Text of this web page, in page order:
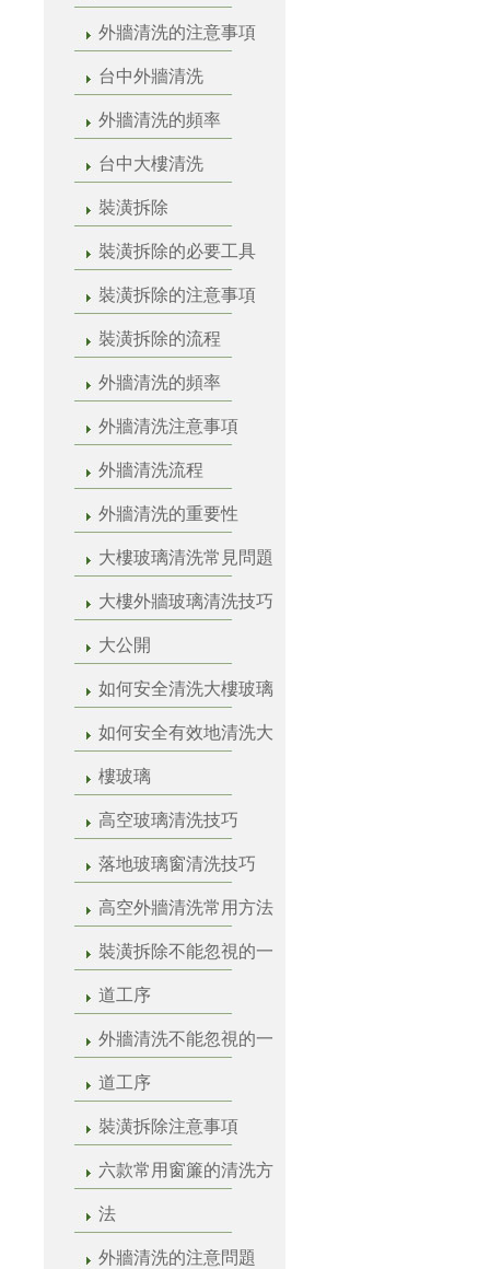
外牆清洗的注意事項
台中外牆清洗
外牆清洗的頻率
台中大樓清洗
裝潢拆除
裝潢拆除的必要工具
裝潢拆除的注意事項
裝潢拆除的流程
外牆清洗的頻率
外牆清洗注意事項
外牆清洗流程
外牆清洗的重要性
大樓玻璃清洗常見問題
大樓外牆玻璃清洗技巧
大公開
如何安全清洗大樓玻璃
如何安全有效地清洗大
樓玻璃
高空玻璃清洗技巧
落地玻璃窗清洗技巧
高空外牆清洗常用方法
裝潢拆除不能忽視的一
道工序
外牆清洗不能忽視的一
道工序
裝潢拆除注意事項
六款常用窗簾的清洗方
法
外牆清洗的注意問題